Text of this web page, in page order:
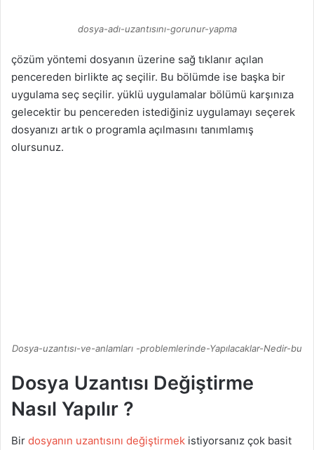
dosya-adı-uzantısını-gorunur-yapma
çözüm yöntemi dosyanın üzerine sağ tıklanır açılan
pencereden birlikte aç seçilir. Bu bölümde ise başka bir
uygulama seç seçilir. yüklü uygulamalar bölümü karşınıza
gelecektir bu pencereden istediğiniz uygulamayı seçerek
dosyanızı artık o programla açılmasını tanımlamış
olursunuz.
Dosya-uzantısı-ve-anlamları -problemlerinde-Yapılacaklar-Nedir-bu
Dosya Uzantısı Değiştirme
Nasıl Yapılır ?
Bir dosyanın uzantısını değiştirmek istiyorsanız çok basit